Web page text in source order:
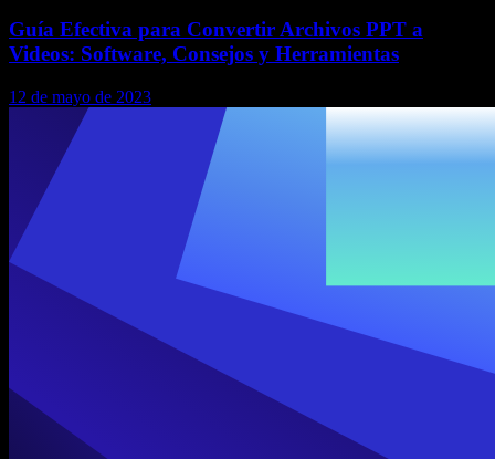
Guía Efectiva para Convertir Archivos PPT a
Videos: Software, Consejos y Herramientas
12 de mayo de 2023